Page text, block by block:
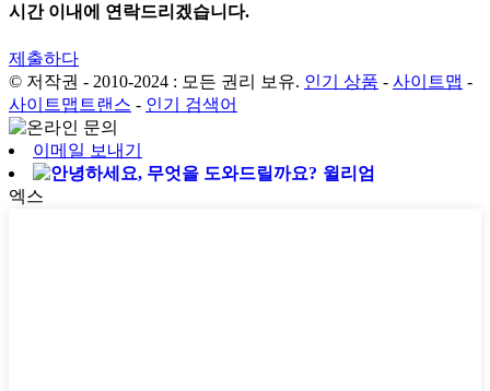
시간 이내에 연락드리겠습니다.
제출하다
© 저작권 - 2010-2024 : 모든 권리 보유. 인기 상품 - 사이트맵 -
사이트맵트랜스 - 인기 검색어
이메일 보내기
윌리엄
엑스